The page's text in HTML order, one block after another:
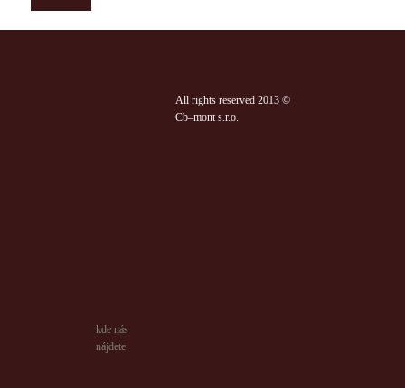
All rights reserved 2013 ©
Cb–mont s.r.o.
kde nás
nájdete